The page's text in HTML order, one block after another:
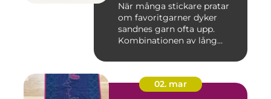
När många stickare pratar
om favoritgarner dyker
sandnes garn ofta upp.
Kombinationen av lång
02. mar